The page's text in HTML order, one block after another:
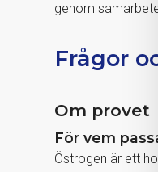
genom
Frågor
Om provet
För vem
Östrogen är ett